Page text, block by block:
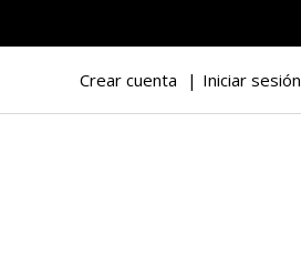
Crear cuenta Iniciar sesión